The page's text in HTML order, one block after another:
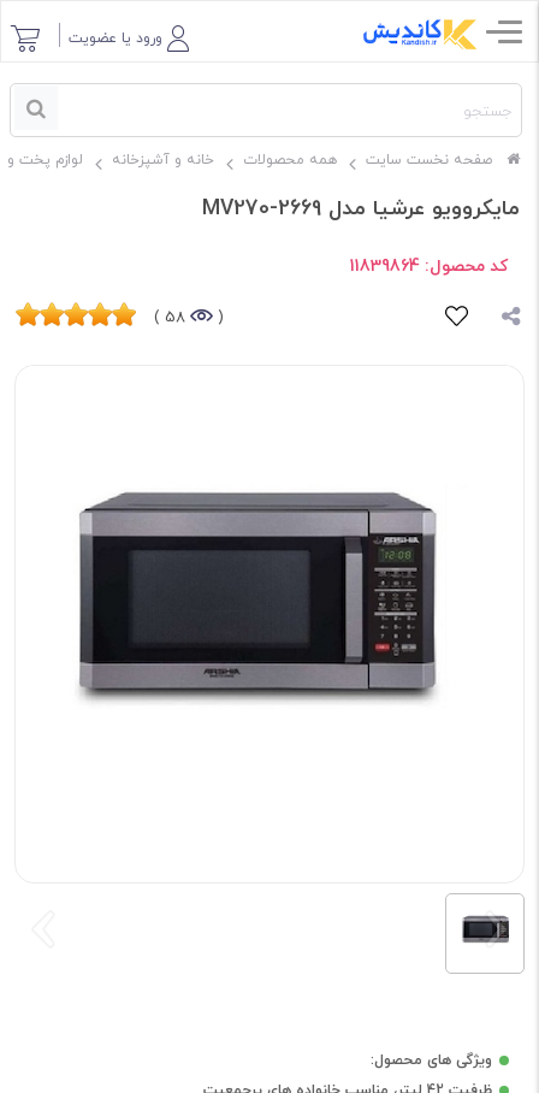
ورود یا عضویت
صفحه نخست سایت همه محصولات خانه و آشپزخانه لوازم پخت و
مایکروویو عرشیا مدل MV270-2669
کد محصول: 11839864
(
58 )
ویژگی های محصول: